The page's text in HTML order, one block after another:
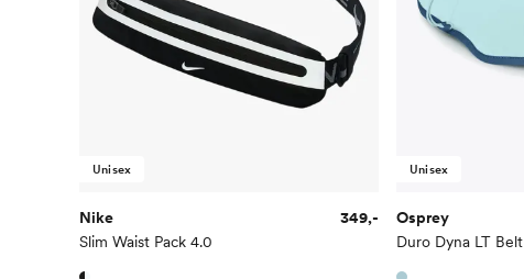
Unisex
Nike
Slim Waist Pack 4.0
349,-
Unisex
Osprey
Duro Dyna LT Belt